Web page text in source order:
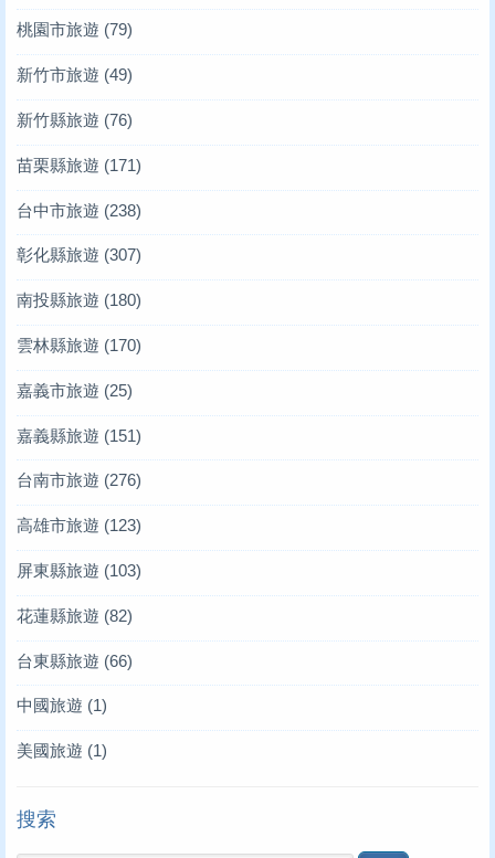
桃園市旅遊 (79)
新竹市旅遊 (49)
新竹縣旅遊 (76)
苗栗縣旅遊 (171)
台中市旅遊 (238)
彰化縣旅遊 (307)
南投縣旅遊 (180)
雲林縣旅遊 (170)
嘉義市旅遊 (25)
嘉義縣旅遊 (151)
台南市旅遊 (276)
高雄市旅遊 (123)
屏東縣旅遊 (103)
花蓮縣旅遊 (82)
台東縣旅遊 (66)
中國旅遊 (1)
美國旅遊 (1)
搜索